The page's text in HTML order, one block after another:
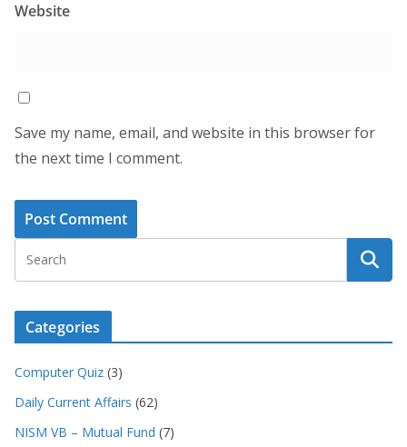
Website
Save my name, email, and website in this browser for
the next time I comment.
Categories
Computer Quiz (3)
Daily Current Affairs (62)
NISM VB – Mutual Fund (7)